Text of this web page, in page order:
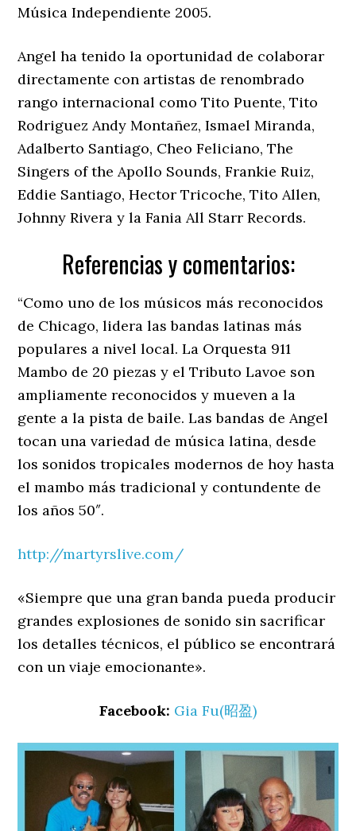
Música Independiente 2005.
Angel ha tenido la oportunidad de colaborar
directamente con artistas de renombrado
rango internacional como Tito Puente, Tito
Rodriguez Andy Montañez, Ismael Miranda,
Adalberto Santiago, Cheo Feliciano, The
Singers of the Apollo Sounds, Frankie Ruiz,
Eddie Santiago, Hector Tricoche, Tito Allen,
Johnny Rivera y la Fania All Starr Records.
Referencias y comentarios:
“Como uno de los músicos más reconocidos
de Chicago, lidera las bandas latinas más
populares a nivel local. La Orquesta 911
Mambo de 20 piezas y el Tributo Lavoe son
ampliamente reconocidos y mueven a la
gente a la pista de baile. Las bandas de Angel
tocan una variedad de música latina, desde
los sonidos tropicales modernos de hoy hasta
el mambo más tradicional y contundente de
los años 50″.
http://martyrslive.com/
«Siempre que una gran banda pueda producir
grandes explosiones de sonido sin sacrificar
los detalles técnicos, el público se encontrará
con un viaje emocionante».
Facebook: Gia Fu(昭盈)